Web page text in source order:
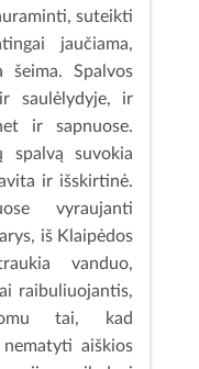
suteikti
jaučiama,
šeima. Spalvos
saulėlydyje, ir
ir sapnuose.
spalvą suvokia
ir išskirtinė.
vyraujanti
iš Klaipėdos
vanduo,
raibuliuojantis,
tai, kad
nematyti aiškios